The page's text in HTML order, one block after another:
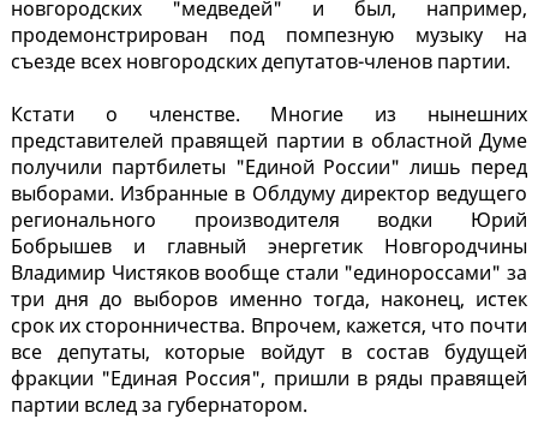
новгородских "медведей" и был, например,
продемонстрирован под помпезную музыку на
съезде всех новгородских депутатов-членов партии.
Кстати о членстве. Многие из нынешних
представителей правящей партии в областной Думе
получили партбилеты "Единой России" лишь перед
выборами. Избранные в Облдуму директор ведущего
регионального производителя водки Юрий
Бобрышев и главный энергетик Новгородчины
Владимир Чистяков вообще стали "единороссами" за
три дня до выборов именно тогда, наконец, истек
срок их сторонничества. Впрочем, кажется, что почти
все депутаты, которые войдут в состав будущей
фракции "Единая Россия", пришли в ряды правящей
партии вслед за губернатором.